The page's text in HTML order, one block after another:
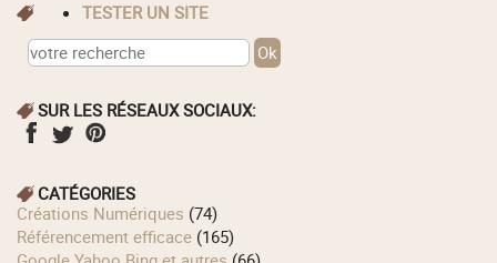
TESTER UN SITE
SUR LES RÉSEAUX SOCIAUX:
CATÉGORIES
Créations Numériques (74)
Référencement efficace (165)